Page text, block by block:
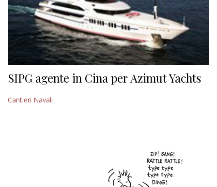
SIPG agente in Cina per Azimut Yachts
Cantieri Navali